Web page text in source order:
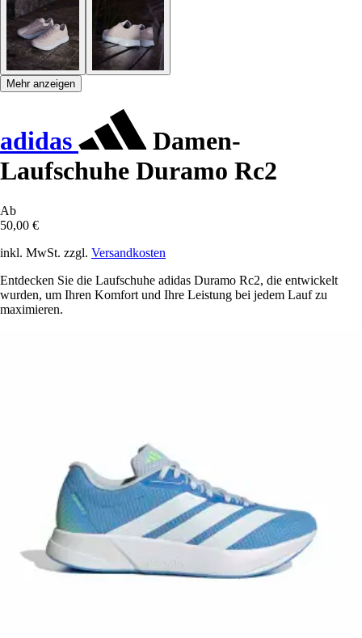
Mehr anzeigen
adidas
Damen-
Laufschuhe Duramo Rc2
Ab
50,00 €
inkl. MwSt. zzgl. Versandkosten
Entdecken Sie die Laufschuhe adidas Duramo Rc2, die entwickelt
wurden, um Ihren Komfort und Ihre Leistung bei jedem Lauf zu
maximieren.